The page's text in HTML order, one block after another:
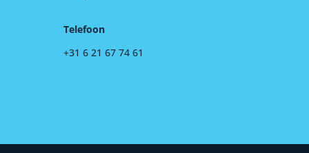
Telefoon
+31 6 21 67 74 61